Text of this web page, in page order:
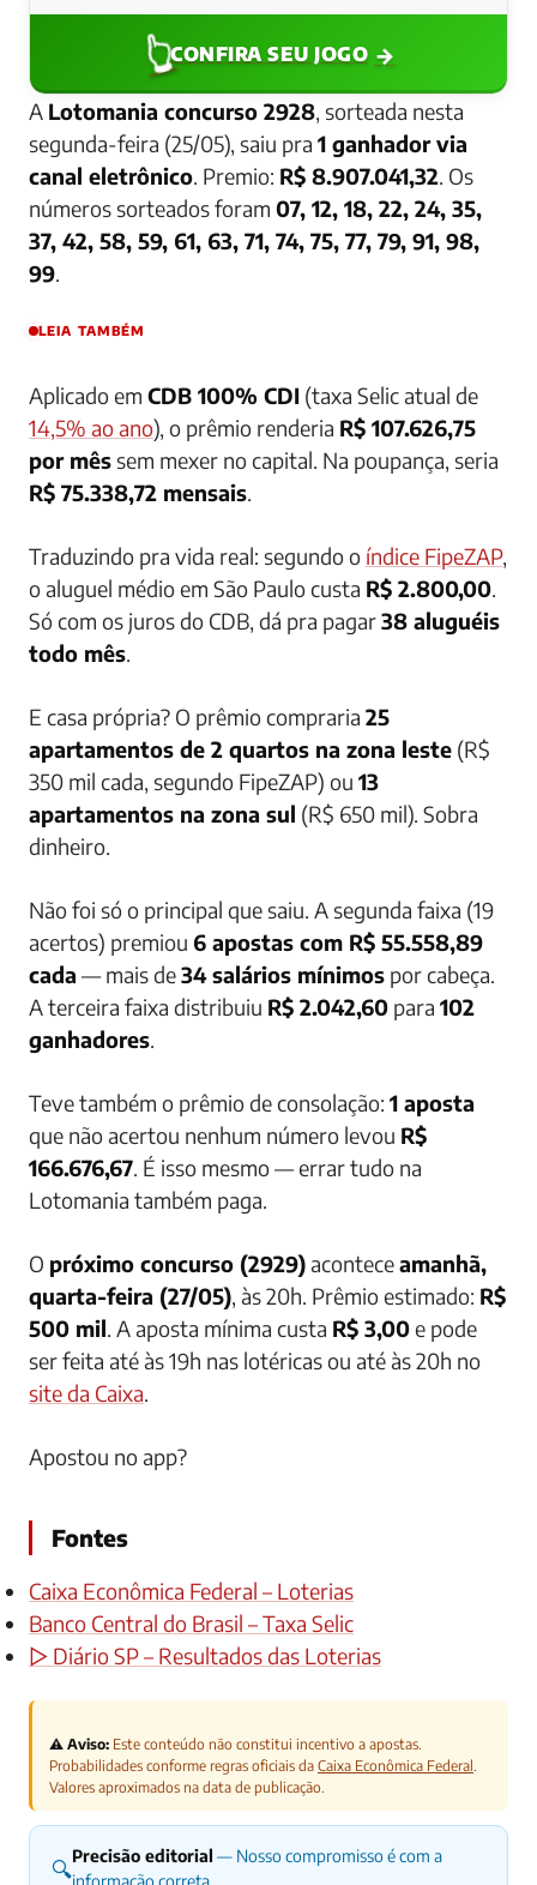
👆CONFIRA SEU JOGO →
A Lotomania concurso 2928, sorteada nesta
segunda-feira (25/05), saiu pra 1 ganhador via
canal eletrônico. Premio: R$ 8.907.041,32. Os
números sorteados foram 07, 12, 18, 22, 24, 35,
37, 42, 58, 59, 61, 63, 71, 74, 75, 77, 79, 91, 98,
99.
LEIA TAMBÉM
Aplicado em CDB 100% CDI (taxa Selic atual de
14,5% ao ano), o prêmio renderia R$ 107.626,75
por mêssem mexer no capital. Na poupança, seria
R$ 75.338,72 mensais.
Traduzindo pra vida real: segundo o índice FipeZAP,
o aluguel médio em São Paulo custa R$ 2.800,00.
Só com os juros do CDB, dá pra pagar38 aluguéis
todo mês.
E casa própria? O prêmio compraria 25
apartamentos de 2 quartos na zona leste (R$
350 mil cada, segundo FipeZAP) ou 13
apartamentos na zona sul (R$ 650 mil). Sobra
dinheiro.
Não foi só o principal que saiu. A segunda faixa (19
acertos) premiou 6 apostas com R$ 55.558,89
cada — mais de34 salários mínimos por cabeça.
A terceira faixa distribuiu R$ 2.042,60 para 102
ganhadores.
Teve também o prêmio de consolação: 1 aposta
que não acertou nenhum número levou R$
166.676,67. É isso mesmo — errar tudo na
Lotomania também paga.
O próximo concurso (2929)aconteceamanhã,
quarta-feira (27/05), às 20h. Prêmio estimado: R$
500 mil. A aposta mínima custa R$ 3,00e pode
ser feita até às 19h nas lotéricas ou até às 20h no
site da Caixa.
Apostou no app?
Fontes
Caixa Econômica Federal – Loterias
Banco Central do Brasil – Taxa Selic
▷ Diário SP – Resultados das Loterias
⚠️ Aviso: Este conteúdo não constitui incentivo a apostas.
Probabilidades conforme regras oficiais da Caixa Econômica Federal.
Valores aproximados na data de publicação.
🔍Precisão editorial — Nosso compromisso é com a